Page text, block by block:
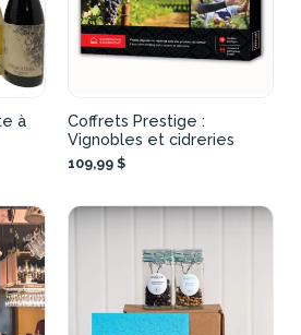
à
Coffrets Prestige :
Vignobles et cidreries
109,99 $